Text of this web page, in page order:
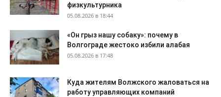
физкультурника
05.08.2026 в 18:44
«Он грыз нашу собаку»: почему в
Волгограде жестоко избили алабая
05.08.2026 в 17:48
Куда жителям Волжского жаловаться на
работу управляющих компаний